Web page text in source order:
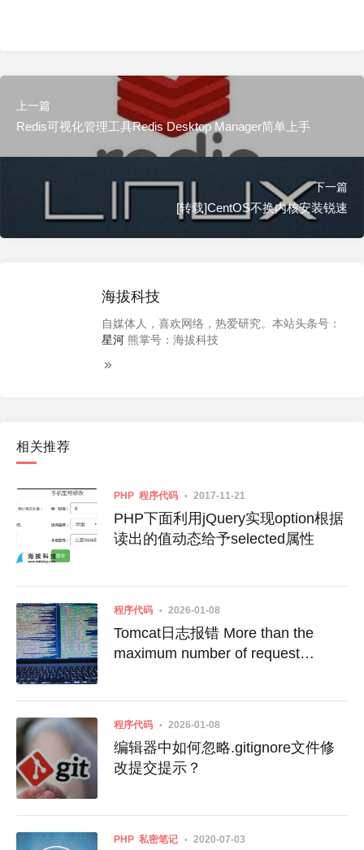
上一篇
Redis可视化管理工具Redis Desktop Manager简单上手
下一篇
[转载]CentOS不换内核安装锐速
海拔科技
自媒体人，喜欢网络，热爱研究。本站头条号：
星河 熊掌号：海拔科技
相关推荐
PHP 程序代码 2017-11-21
PHP下面利用jQuery实现option根据
读出的值动态给予selected属性
程序代码 2026-01-08
Tomcat日志报错 More than the
maximum number of request
程序代码 2026-01-08
编辑器中如何忽略.gitignore文件修
改提交提示？
PHP 私密笔记 2020-07-03